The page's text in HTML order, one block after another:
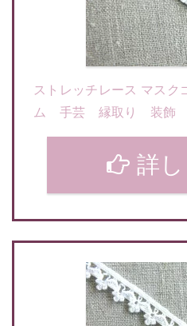
ストレッチレース マス
ム 手芸 縁取り 装飾
詳